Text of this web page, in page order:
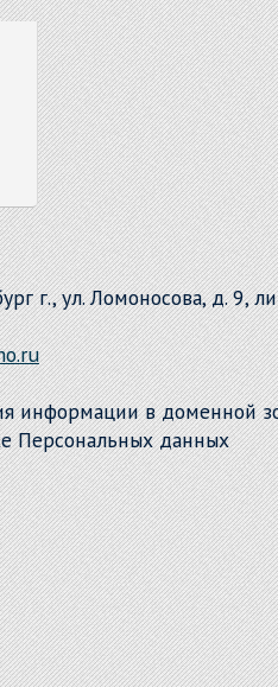
г., ул. Ломоносова, д. 9,
информации в доменной
Персональных данных